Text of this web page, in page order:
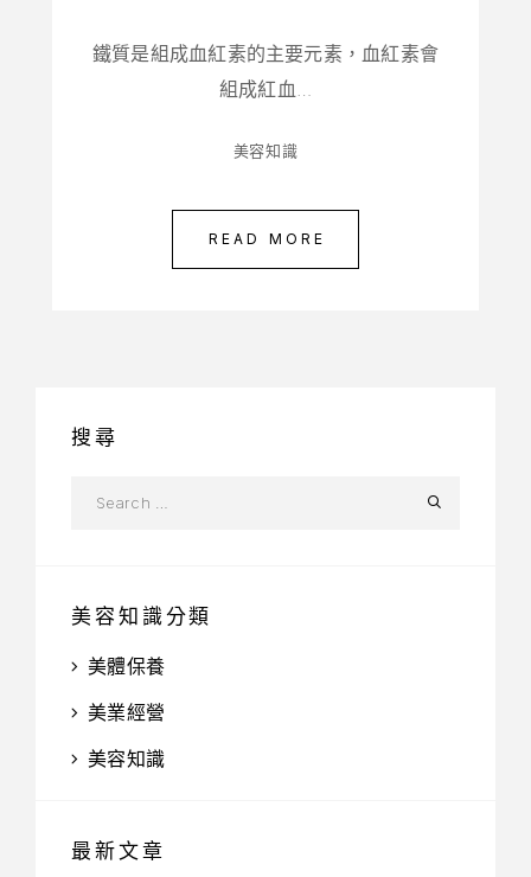
鐵質是組成血紅素的主要元素，血紅素會
組成紅血…
美容知識
READ MORE
搜尋
美容知識分類
美體保養
美業經營
美容知識
最新文章